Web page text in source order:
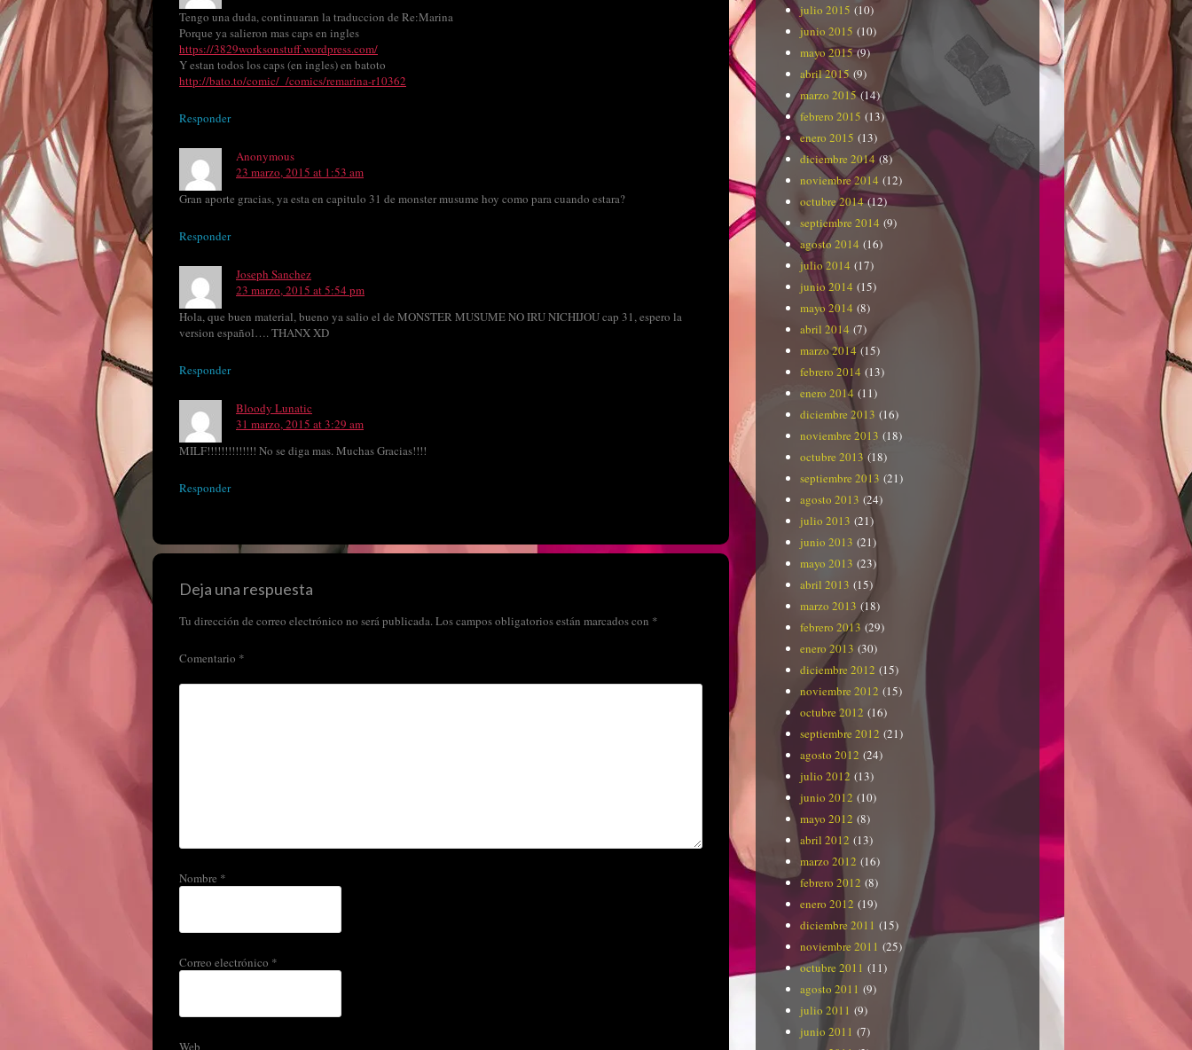
Tengo una duda, continuaran la traduccion de Re:Marina
Porque ya salieron mas caps en ingles
https://3829worksonstuff.wordpress.com/
Y estan todos los caps (en ingles) en batoto
http://bato.to/comic/_/comics/remarina-r10362
Responder
Anonymous
23 marzo, 2015 at 1:53 am
Gran aporte gracias, ya esta en capitulo 31 de monster musume hoy como para cuando estara?
Responder
Joseph Sanchez
23 marzo, 2015 at 5:54 pm
Hola, que buen material, bueno ya salio el de MONSTER MUSUME NO IRU NICHIJOU cap 31, espero la
version español…. THANX XD
Responder
Bloody Lunatic
31 marzo, 2015 at 3:29 am
MILF!!!!!!!!!!!!!! No se diga mas. Muchas Gracias!!!!
Responder
Deja una respuesta
Tu dirección de correo electrónico no será publicada.Los campos obligatorios están marcados con *
Comentario *
Nombre *
Correo electrónico *
Web
julio 2015 (10)
junio 2015 (10)
mayo 2015(9)
abril 2015 (9)
marzo 2015(14)
febrero 2015 (13)
enero 2015 (13)
diciembre 2014 (8)
noviembre 2014 (12)
octubre 2014(12)
septiembre 2014 (9)
agosto 2014 (16)
julio 2014 (17)
junio 2014 (15)
mayo 2014 (8)
abril 2014 (7)
marzo 2014 (15)
febrero 2014 (13)
enero 2014 (11)
diciembre 2013 (16)
noviembre 2013 (18)
octubre 2013 (18)
septiembre 2013 (21)
agosto 2013 (24)
julio 2013 (21)
junio 2013 (21)
mayo 2013 (23)
abril 2013 (15)
marzo 2013 (18)
febrero 2013 (29)
enero 2013 (30)
diciembre 2012 (15)
noviembre 2012 (15)
octubre 2012 (16)
septiembre 2012 (21)
agosto 2012 (24)
julio 2012 (13)
junio 2012 (10)
mayo 2012 (8)
abril 2012 (13)
marzo 2012 (16)
febrero 2012 (8)
enero 2012 (19)
diciembre 2011 (15)
noviembre 2011 (25)
octubre 2011 (11)
agosto 2011 (9)
julio 2011 (9)
junio 2011 (7)